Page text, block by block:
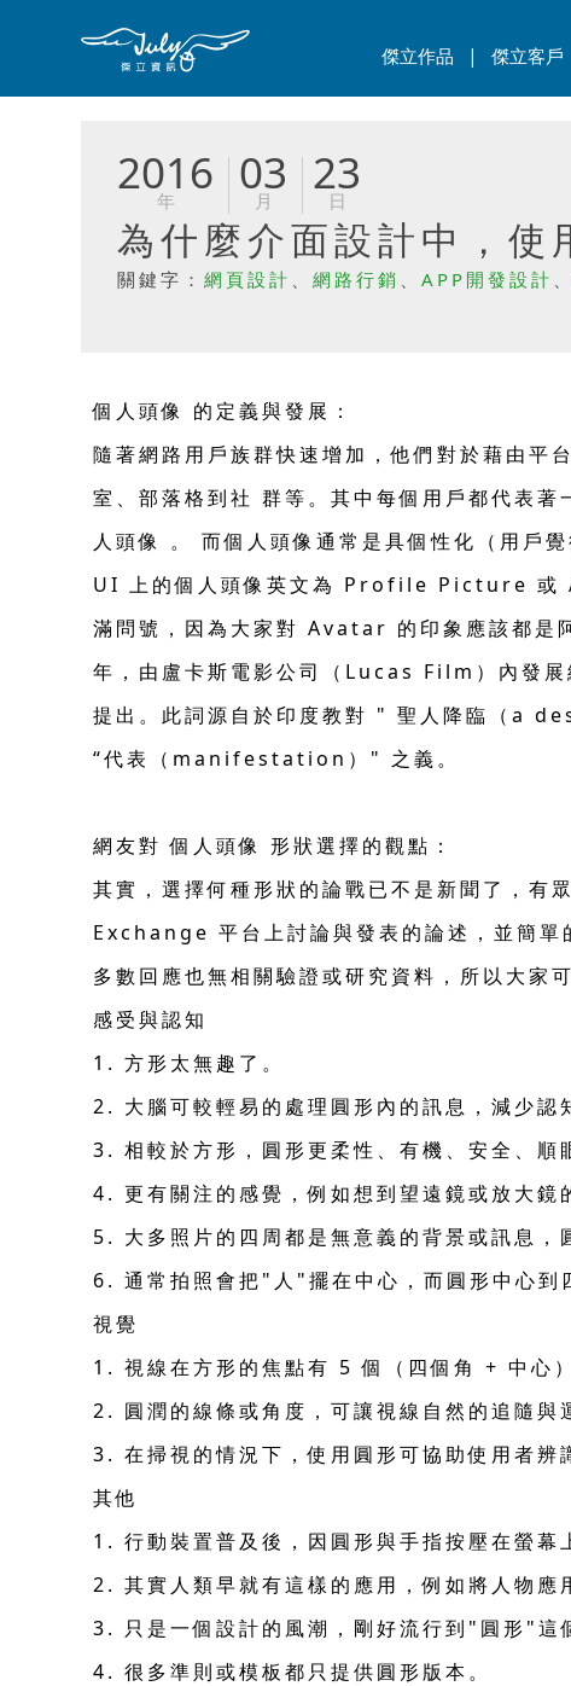
傑立作品 | 傑立客戶
2016
年 03
月 23
日
為什麼介面設計中，使
關鍵字： 網頁設計 、 網路行銷 、 APP開發設計 、
個人頭像 的定義與發展：
隨著網路用戶族群快速增加，他們對於藉由平
室、部落格到社 群等。其中每個用戶都代表
人頭像 。 而個人頭像通常是具個性化（用戶
UI 上的個人頭像英文為 Profile Picture 或
滿問號，因為大家對 Avatar 的印象應該都
年，由盧卡斯電影公司（Lucas Film）內
提出。此詞源自於印度教對 " 聖人降臨（
“代表（manifestation）" 之義。
網友對 個人頭像 形狀選擇的觀點：
其實，選擇何種形狀的論戰已不是新聞了，
Exchange 平台上討論與發表的論述，並簡單
多數回應也無相關驗證或研究資料，所以大家
感受與認知
1. 方形太無趣了。
2. 大腦可較輕易的處理圓形內的訊息，減少認
3. 相較於方形，圓形更柔性、有機、安全、順
4. 更有關注的感覺，例如想到望遠鏡或放大鏡
5. 大多照片的四周都是無意義的背景或訊息，
6. 通常拍照會把"人"擺在中心，而圓形中心到
視覺
1. 視線在方形的焦點有 5 個（四個角 + 中心
2. 圓潤的線條或角度，可讓視線自然的追隨與
3. 在掃視的情況下，使用圓形可協助使用者辨
其他
1. 行動裝置普及後，因圓形與手指按壓在螢幕
2. 其實人類早就有這樣的應用，例如將人物應
3. 只是一個設計的風潮，剛好流行到"圓形"這
4. 很多準則或模板都只提供圓形版本。